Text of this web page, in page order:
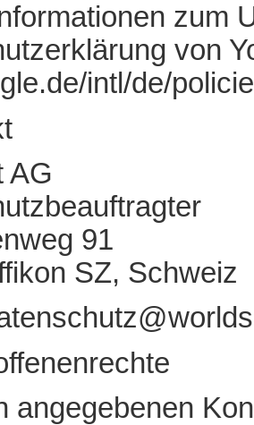
zum
von
intl/de/
AG
91
SZ, Schweiz
angegebenen